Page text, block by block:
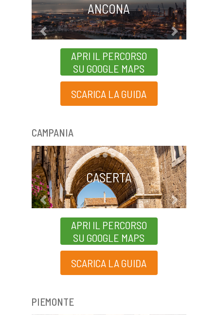
ANCONA
APRI IL PERCORSO
SU GOOGLE MAPS
SCARICA LA GUIDA
Previous Next
CAMPANIA
CASERTA
APRI IL PERCORSO
SU GOOGLE MAPS
SCARICA LA GUIDA
Previous Next
PIEMONTE